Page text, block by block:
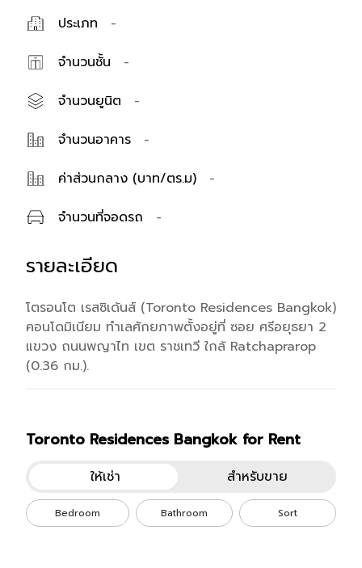
Toronto Residences Bangkok for Rent
ยูนิตโครงการทั้งหมด
ให้เช่าคอนโด Toronto Residences Bangkok
สำหรับขายคอนโด
Bedroom Bathroom Sort
ประเภท
-
จำนวนชั้น
-
จำนวนยูนิต
-
จำนวนอาคาร
-
ค่าส่วนกลาง (บาท/ตร.ม)
-
จำนวนที่จอดรถ
-
รายละเอียด
โตรอนโต เรสซิเด้นส์ (Toronto Residences Bangkok)
คอนโดมิเนียม ทำเลศักยภาพตั้งอยู่ที่ ซอย ศรีอยุธยา 2
แขวง ถนนพญาไท เขต ราชเทวี ใกล้ Ratchaprarop
(0.36 กม.).